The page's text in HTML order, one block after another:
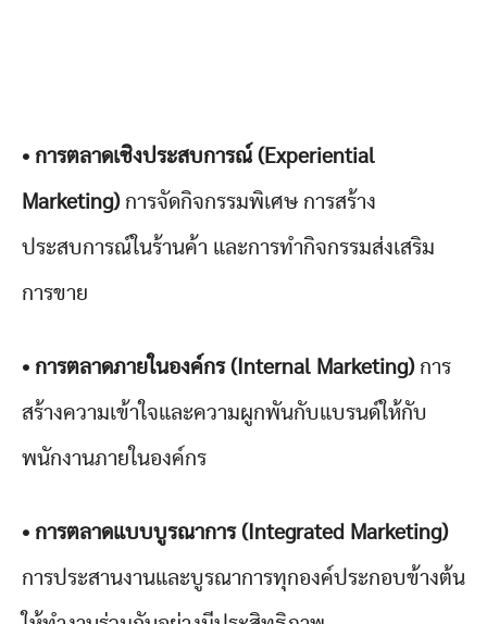
• การตลาดเชิงประสบการณ์ (Experiential
Marketing)การจัดกิจกรรมพิเศษ การสร้าง
ประสบการณ์ในร้านค้า และการทำกิจกรรมส่งเสริม
การขาย
• การตลาดภายในองค์กร (Internal Marketing)การ
สร้างความเข้าใจและความผูกพันกับแบรนด์ให้กับ
พนักงานภายในองค์กร
• การตลาดแบบบูรณาการ (Integrated Marketing)
การประสานงานและบูรณาการทุกองค์ประกอบข้างต้น